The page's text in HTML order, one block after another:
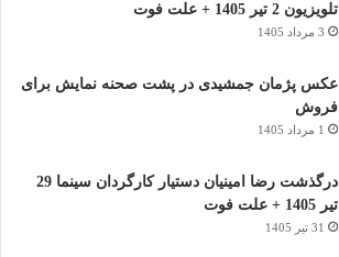
تلویزیون 2 تیر 1405 + علت فوت
3 مرداد 1405
عکس پژمان جمشیدی در پشت صحنه نمایش برای
فروش
1 مرداد 1405
درگذشت رضا امینیان دستیار کارگردان سینما 29
تیر 1405 + علت فوت
31 تیر 1405